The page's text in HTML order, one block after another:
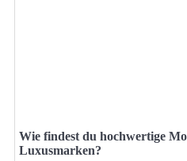
Wie findest du hochwertige
Luxusmarken?